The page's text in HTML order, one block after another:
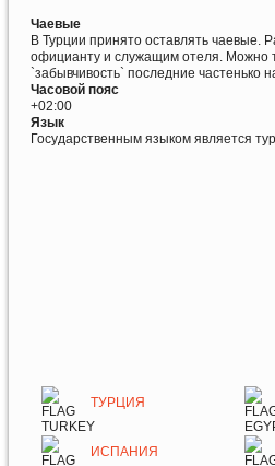
Чаевые
В Турции принято оставлять чаевые.
официанту и служащим отеля. Можно
`забывчивость` последние частенько
Часовой пояс
+02:00
Язык
Государственным языком является
ТУРЦИЯ
ИСПАНИЯ